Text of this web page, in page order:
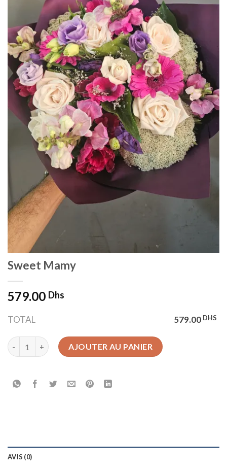
Sweet Mamy
579.00 Dhs
TOTAL 579.00 DHS
quantité de Sweet MamyAJOUTER AU PANIER
AVIS (0)